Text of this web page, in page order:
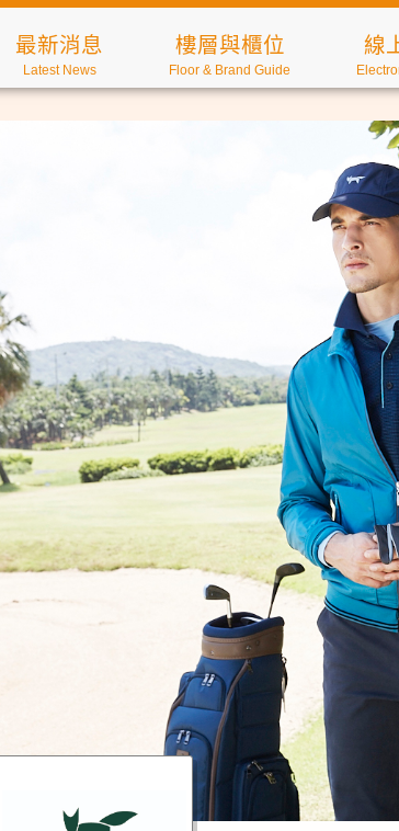
最新消息
Latest News
樓層與櫃位
Floor & Brand Guide
線